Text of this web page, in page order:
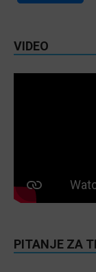
VIDEO
PITANJE ZA